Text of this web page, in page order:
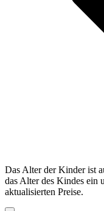
Das Alter der Kinder ist
das Alter des Kindes ein
aktualisierten Preise.